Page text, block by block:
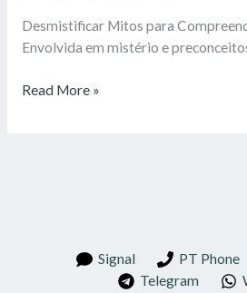
Desmistificar Mitos para
Envolvida em mistério e
Read More »
Signal PT Phone
Telegram